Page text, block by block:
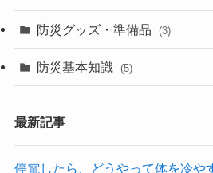
防災グッズ・準備品 (3)
防災基本知識 (5)
最新記事
停電したら、どうやって体を冷や